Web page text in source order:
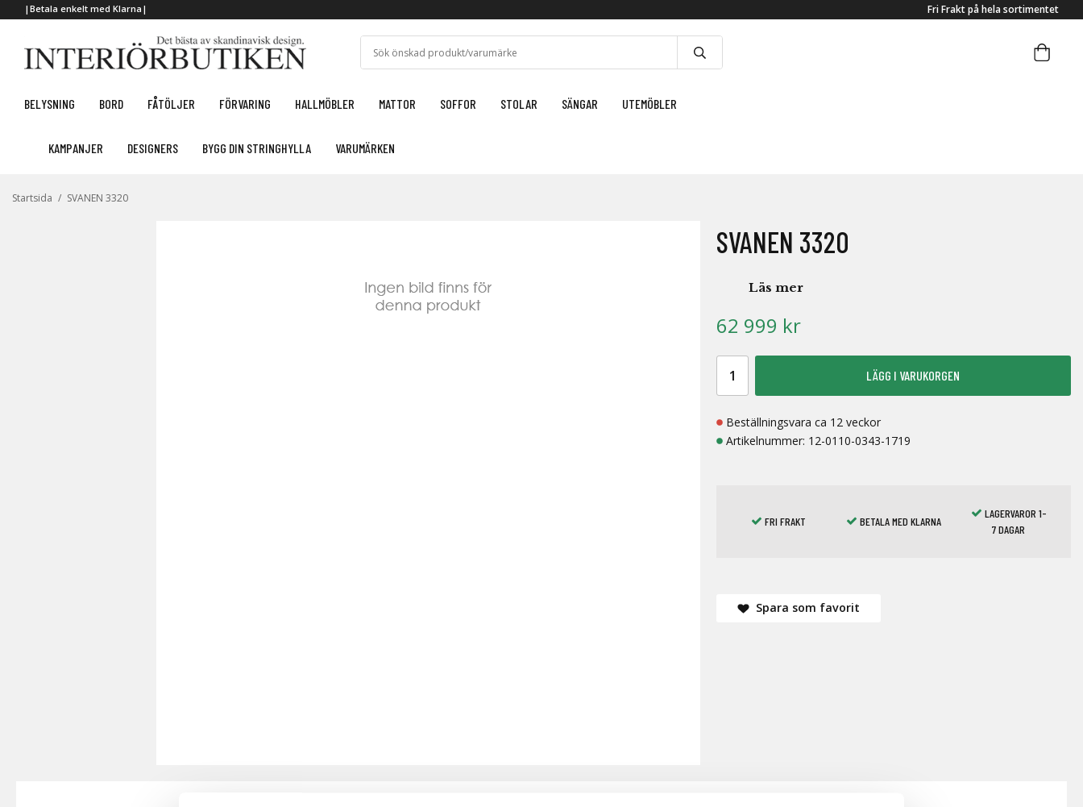
|Betala enkelt med Klarna| Fri Frakt på hela sortimentet
BELYSNING BORD FÅTÖLJER FÖRVARING HALLMÖBLER MATTOR SOFFOR STOLAR SÄNGAR UTEMÖBLER
KAMPANJER DESIGNERS BYGG DIN STRINGHYLLA VARUMÄRKEN
Startsida / SVANEN 3320
SVANEN 3320
Läs mer
62 999 kr
LÄGG I VARUKORGEN
Beställningsvara ca 12 veckor
Artikelnummer: 12-0110-0343-1719
FRI FRAKT BETALA MED KLARNA
LAGERVAROR 1-
7 DAGAR
Spara som favorit